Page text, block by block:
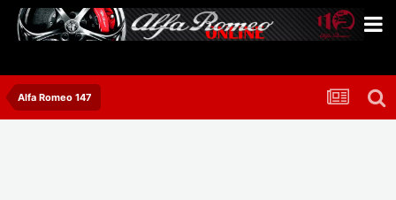
Alfa Romeo 147